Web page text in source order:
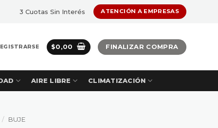
3 Cuotas Sin Interés ATENCIÓN A EMPRESAS
$0,00 FINALIZAR COMPRA
AIRE LIBRE CLIMATIZACIÓN
/ BUJE